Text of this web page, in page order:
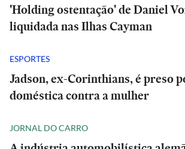
'Holding ostentação' de Daniel
liquidada nas Ilhas Cayman
ESPORTES
Jadson, ex-Corinthians, é preso
doméstica contra a mulher
JORNAL DO CARRO